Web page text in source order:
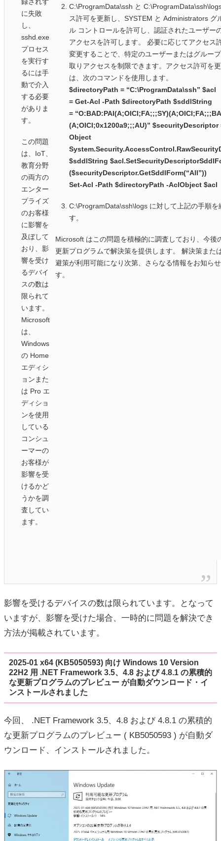
録されず
に失敗
し、
sshd.exe
プロセス
を実行す
るには手
動で介入
する必要
がありま
す。
この問題
は、IoT、
教育分野
の両方の
エンター
プライズ
のお客様
に影響を
及ぼして
おり、影
響を受け
るデバイ
スの数は
限られて
います。
Microsoft
は、
Windows
の Home
エディシ
ョンまた
は Pro エ
ディショ
ンを使用
している
コンシュ
ーマーの
お客様が
影響を受
けるかど
うかを調
査してい
ます。
C:\ProgramData\ssh と
ス許可を更新し、SYSTEM と Administrators グ
ル コントロールを許可し、認証されたユーザー
アクセスを許可します。 必要に応じてアクセス
変更することで、特定のユーザーまたはグルー
取りアクセスを制限できます。アクセス許可を
は、次のコマンドを使用します。
$directoryPath = “C:\ProgramData\ssh” $acl
= Get-Acl -Path $directoryPath $sddlString
=
(A;OICI;0x1200a9;;;AU)” $securityDescriptor
Object
$sddlString
($securityDescriptor.GetSddlForm(“All”))
Set-Acl -Path $directoryPath -AclObject $acl
C:\ProgramData\ssh\logs に対して上記の手順を
す。
Microsoft はこの問題を積極的に調査しており、今後
更新プログラムで解決策を提供します。 解決策また
避策が利用可能になり次第、さらなる情報をお知ら
す。
影響を受けるデバイスの数は限られています。となって
いますが、影響を受けた場合、一時的に問題を解決でき
方法が掲載されています。
2025-01 x64 (KB5050593) 向け Windows 10 Version
22H2 用 .NET Framework 3.5、4.8 および 4.8.1 の累積的
な更新プログラムのプレビュー が自動ダウンロード・イ
ンストールされました
今回、 .NET Framework 3.5、4.8 および 4.8.1 の累積的
な更新プログラムのプレビュー ( KB5050593 ) が自動ダ
ウンロード、インストールされました。